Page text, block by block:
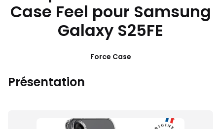
Case Feel pour Samsung
Galaxy S25FE
Force Case
Présentation
Images